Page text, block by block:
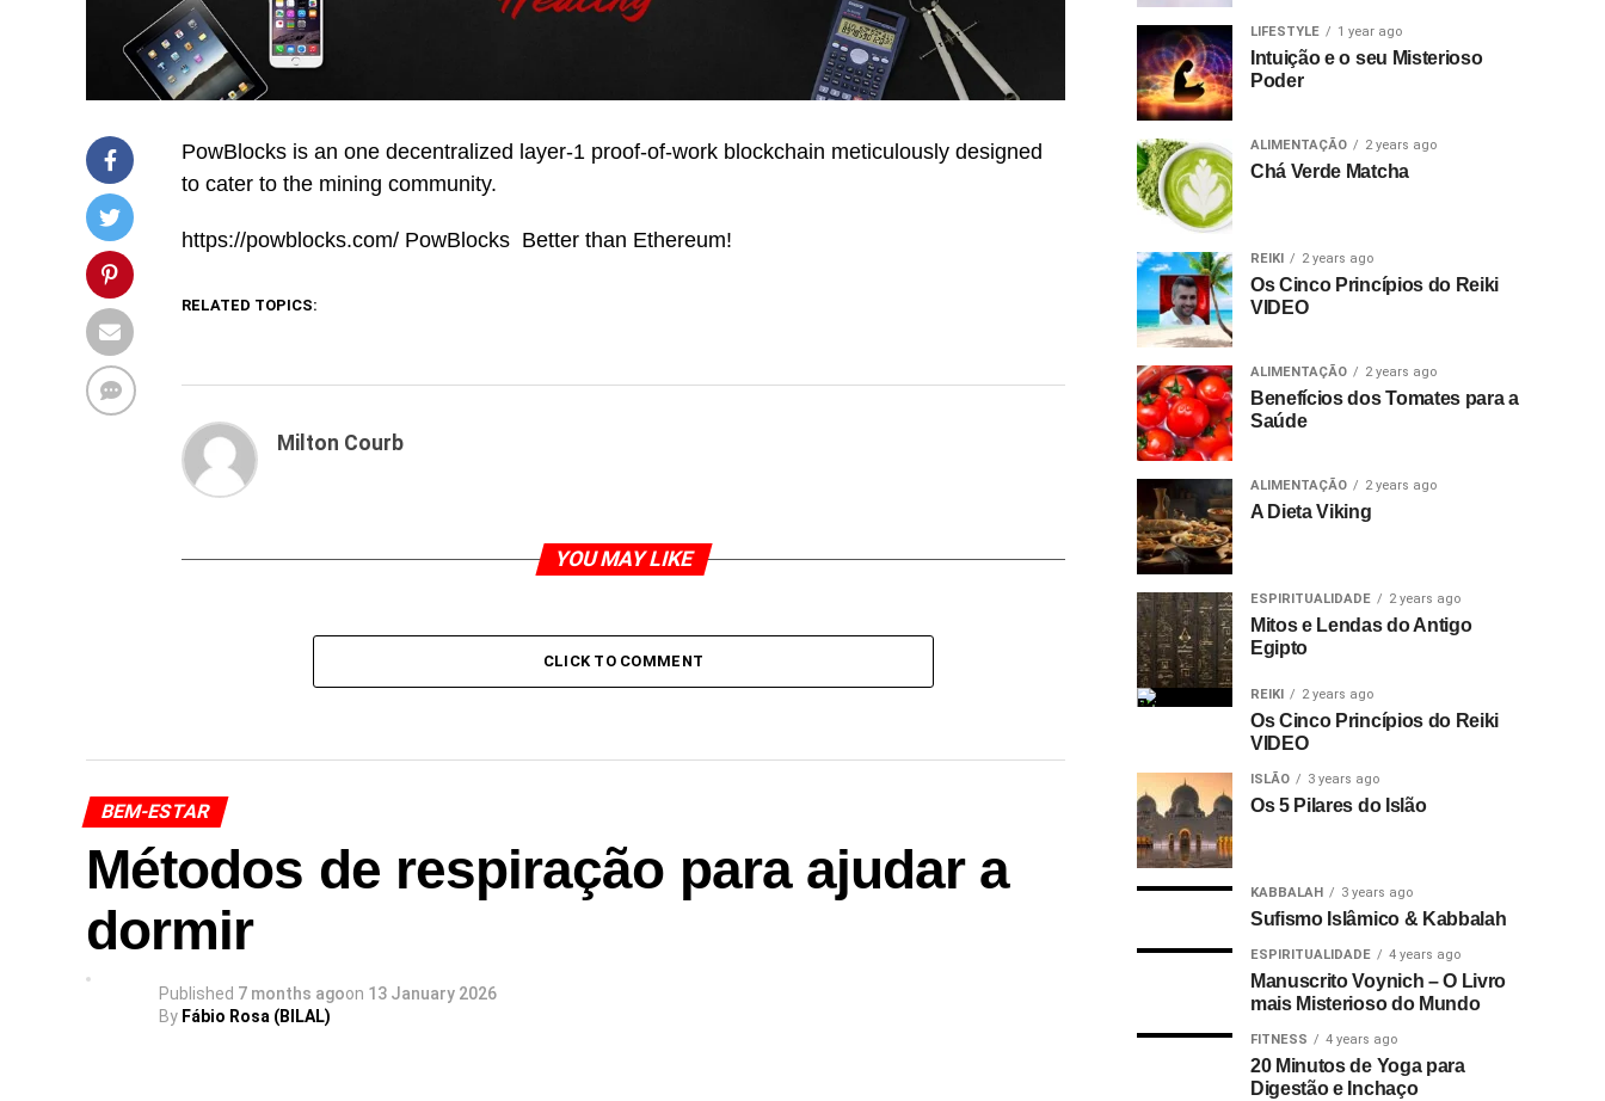
PowBlocks is an one decentralized layer-1 proof-of-work blockchain meticulously designed
to cater to the mining community.
https://powblocks.com/ PowBlocks Better than Ethereum!
RELATED TOPICS:
Milton Courb
YOU MAY LIKE
CLICK TO COMMENT
BEM-ESTAR
Métodos de respiração para ajudar a
dormir
Published 7 months agoon 13 January 2026
By Fábio Rosa (BILAL)
LIFESTYLE 1 year ago
Intuição e o seu Misterioso
Poder
ALIMENTAÇÃO 2 years ago
Chá Verde Matcha
REIKI 2 years ago
Os Cinco Princípios do Reiki
VIDEO
ALIMENTAÇÃO 2 years ago
Benefícios dos Tomates para a
Saúde
ALIMENTAÇÃO 2 years ago
A Dieta Viking
ESPIRITUALIDADE 2 years ago
Mitos e Lendas do Antigo
Egipto
REIKI 2 years ago
Os Cinco Princípios do Reiki
VIDEO
ISLÃO 3 years ago
Os 5 Pilares do Islão
KABBALAH 3 years ago
Sufismo Islâmico & Kabbalah
ESPIRITUALIDADE 4 years ago
Manuscrito Voynich – O Livro
mais Misterioso do Mundo
FITNESS 4 years ago
20 Minutos de Yoga para
Digestão e Inchaço